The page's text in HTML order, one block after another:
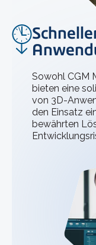
Sowohl CGM
bieten eine
von 3D-
den Einsatz
bewährten